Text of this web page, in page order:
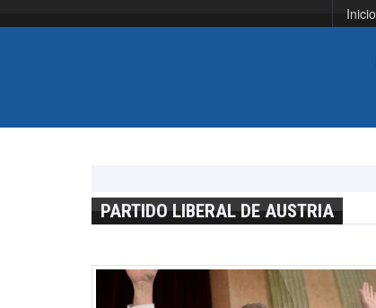
Inicio
PARTIDO LIBERAL DE AUSTRIA